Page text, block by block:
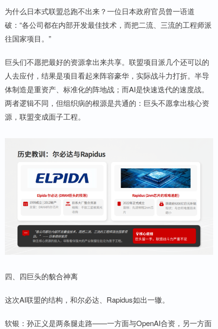
为什么日本式联盟总跑不出来？一位日本政府官员曾一语道
破：“各公司都在内部开发最佳技术，而把二流、三流的工程师派
往国家项目。”
巨头们不愿把最好的资源拿出来共享。联盟项目派几个还可以的
人去应付，结果是项目看起来阵容豪华，实际战斗力打折。半导
体制造是重资产、标准化的阵地战；而AI是快速迭代的速度战。
两者逻辑不同，但组织病的根源是共通的：巨头不愿拿出核心资
源，联盟变成面子工程。
四、四巨头的貌合神离
这次AI联盟的结构，和尔必达、Rapidus如出一辙。
软银：孙正义是两条腿走路——一方面与OpenAI合资，另一方面